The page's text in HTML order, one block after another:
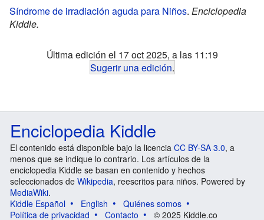
Síndrome de irradiación aguda para Niños. Enciclopedia
Kiddle.
Última edición el 17 oct 2025, a las 11:19
Sugerir una edición.
Enciclopedia Kiddle
El contenido está disponible bajo la licencia CC BY-SA 3.0, a
menos que se indique lo contrario. Los artículos de la
enciclopedia Kiddle se basan en contenido y hechos
seleccionados de Wikipedia, reescritos para niños. Powered by
MediaWiki.
Kiddle Español
English
Quiénes somos
Política de privacidad
Contacto © 2025 Kiddle.co